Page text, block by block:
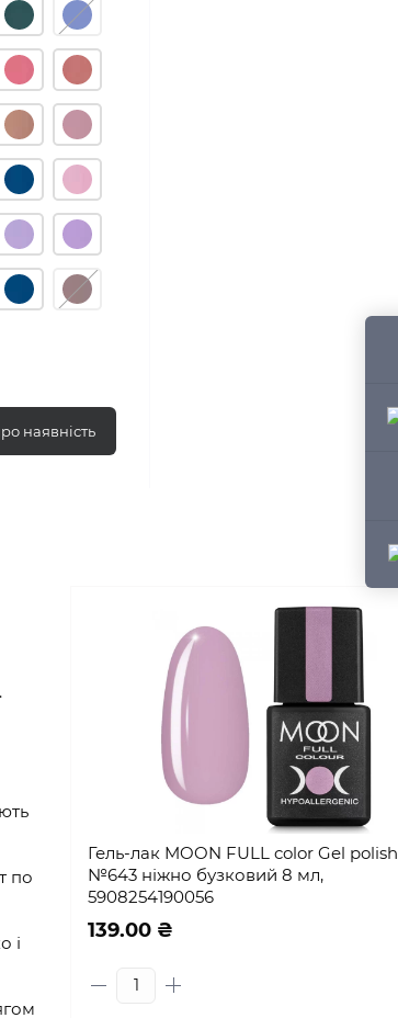
наявність
по
і
Гель-лак MOON FULL color Gel polish
№643 ніжно бузковий 8 мл,
5908254190056
139.00 ₴